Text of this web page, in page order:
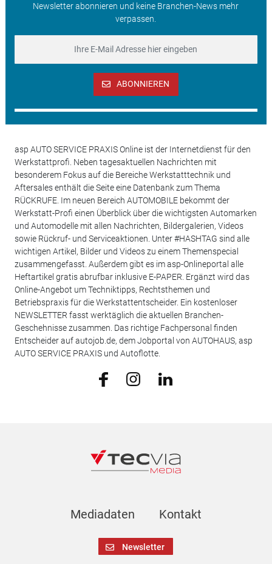
Newsletter abonnieren und keine Branchen-News mehr
verpassen.
ABONNIEREN
asp AUTO SERVICE PRAXIS Online ist der Internetdienst für den
Werkstattprofi. Neben tagesaktuellen Nachrichten mit
besonderem Fokus auf die Bereiche Werkstatttechnik und
Aftersales enthält die Seite eine Datenbank zum Thema
RÜCKRUFE. Im neuen Bereich AUTOMOBILE bekommt der
Werkstatt-Profi einen Überblick über die wichtigsten Automarken
und Automodelle mit allen Nachrichten, Bildergalerien, Videos
sowie Rückruf- und Serviceaktionen. Unter #HASHTAG sind alle
wichtigen Artikel, Bilder und Videos zu einem Themenspecial
zusammengefasst. Außerdem gibt es im asp-Onlineportal alle
Heftartikel gratis abrufbar inklusive E-PAPER. Ergänzt wird das
Online-Angebot um Techniktipps, Rechtsthemen und
Betriebspraxis für die Werkstattentscheider. Ein kostenloser
NEWSLETTER fasst werktäglich die aktuellen Branchen-
Geschehnisse zusammen. Das richtige Fachpersonal finden
Entscheider auf autojob.de, dem Jobportal von AUTOHAUS, asp
AUTO SERVICE PRAXIS und Autoflotte.
Mediadaten Kontakt
Newsletter